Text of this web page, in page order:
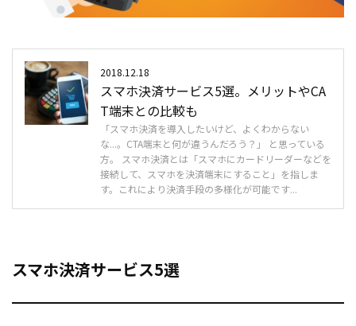
2018.12.18
スマホ決済サービス5選。メリットやCA
T端末との比較も
「スマホ決済を導入したいけど、よくわからない
な...。CTA端末と何が違うんだろう？」 と思っている
方。 スマホ決済とは「スマホにカードリーダーなどを
接続して、スマホを決済端末にすること」を指しま
す。これにより決済手段の多様化が可能です...
スマホ決済サービス5選